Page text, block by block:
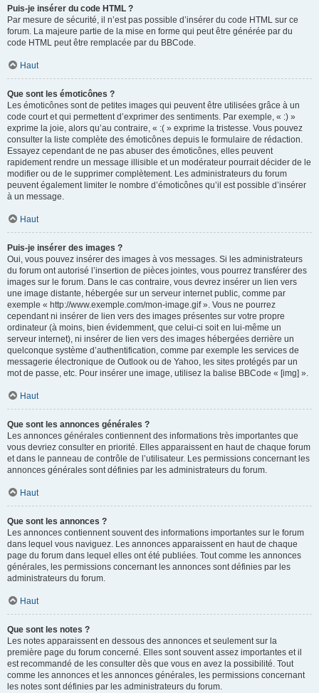
Puis-je insérer du code HTML ?
Par mesure de sécurité, il n’est pas possible d’insérer du code HTML sur ce
forum. La majeure partie de la mise en forme qui peut être générée par du
code HTML peut être remplacée par du BBCode.
Haut
Que sont les émoticônes ?
Les émoticônes sont de petites images qui peuvent être utilisées grâce à un
code court et qui permettent d’exprimer des sentiments. Par exemple, « :) »
exprime la joie, alors qu’au contraire, « :( » exprime la tristesse. Vous pouvez
consulter la liste complète des émoticônes depuis le formulaire de rédaction.
Essayez cependant de ne pas abuser des émoticônes, elles peuvent
rapidement rendre un message illisible et un modérateur pourrait décider de le
modifier ou de le supprimer complètement. Les administrateurs du forum
peuvent également limiter le nombre d’émoticônes qu’il est possible d’insérer
à un message.
Haut
Puis-je insérer des images ?
Oui, vous pouvez insérer des images à vos messages. Si les administrateurs
du forum ont autorisé l’insertion de pièces jointes, vous pourrez transférer des
images sur le forum. Dans le cas contraire, vous devrez insérer un lien vers
une image distante, hébergée sur un serveur internet public, comme par
exemple « http://www.exemple.com/mon-image.gif ». Vous ne pourrez
cependant ni insérer de lien vers des images présentes sur votre propre
ordinateur (à moins, bien évidemment, que celui-ci soit en lui-même un
serveur internet), ni insérer de lien vers des images hébergées derrière un
quelconque système d’authentification, comme par exemple les services de
messagerie électronique de Outlook ou de Yahoo, les sites protégés par un
mot de passe, etc. Pour insérer une image, utilisez la balise BBCode « [img] ».
Haut
Que sont les annonces générales ?
Les annonces générales contiennent des informations très importantes que
vous devriez consulter en priorité. Elles apparaissent en haut de chaque forum
et dans le panneau de contrôle de l’utilisateur. Les permissions concernant les
annonces générales sont définies par les administrateurs du forum.
Haut
Que sont les annonces ?
Les annonces contiennent souvent des informations importantes sur le forum
dans lequel vous naviguez. Les annonces apparaissent en haut de chaque
page du forum dans lequel elles ont été publiées. Tout comme les annonces
générales, les permissions concernant les annonces sont définies par les
administrateurs du forum.
Haut
Que sont les notes ?
Les notes apparaissent en dessous des annonces et seulement sur la
première page du forum concerné. Elles sont souvent assez importantes et il
est recommandé de les consulter dès que vous en avez la possibilité. Tout
comme les annonces et les annonces générales, les permissions concernant
les notes sont définies par les administrateurs du forum.